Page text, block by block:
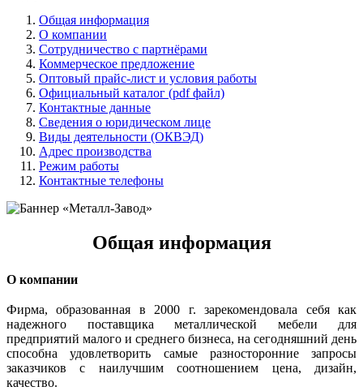
Общая информация
О компании
Сотрудничество с партнёрами
Коммерческое предложение
Оптовый прайс-лист и условия работы
Официальный каталог (pdf файл)
Контактные данные
Сведения о юридическом лице
Виды деятельности (ОКВЭД)
Адрес производства
Режим работы
Контактные телефоны
Общая информация
О компании
Фирма, образованная в 2000 г. зарекомендовала себя как
надежного поставщика металлической мебели для
предприятий малого и среднего бизнеса, на сегодняшний день
способна удовлетворить самые разносторонние запросы
заказчиков с наилучшим соотношением цена, дизайн,
качество.